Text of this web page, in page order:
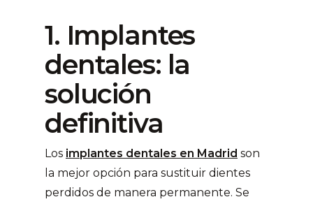
1. Implantes
dentales: la
solución
definitiva
Los implantes dentales en Madrid son
la mejor opción para sustituir dientes
perdidos de manera permanente. Se